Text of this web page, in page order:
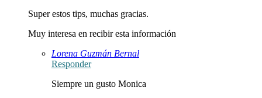
Super estos tips, muchas gracias.
Muy interesa en recibir esta información
Lorena Guzmán Bernal
Responder
Siempre un gusto Monica